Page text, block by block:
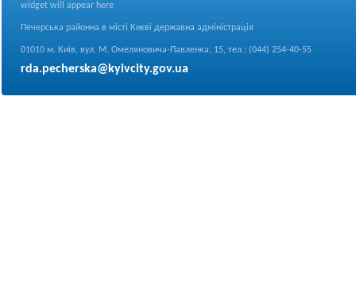
widget will appear here
Печерська районна в місті Києві державна адміністрація
01010 м. Київ, вул. М. Омеляновича-Павленка, 15, тел.: (044) 254-40-55
rda.pecherska@kyivcity.gov.ua